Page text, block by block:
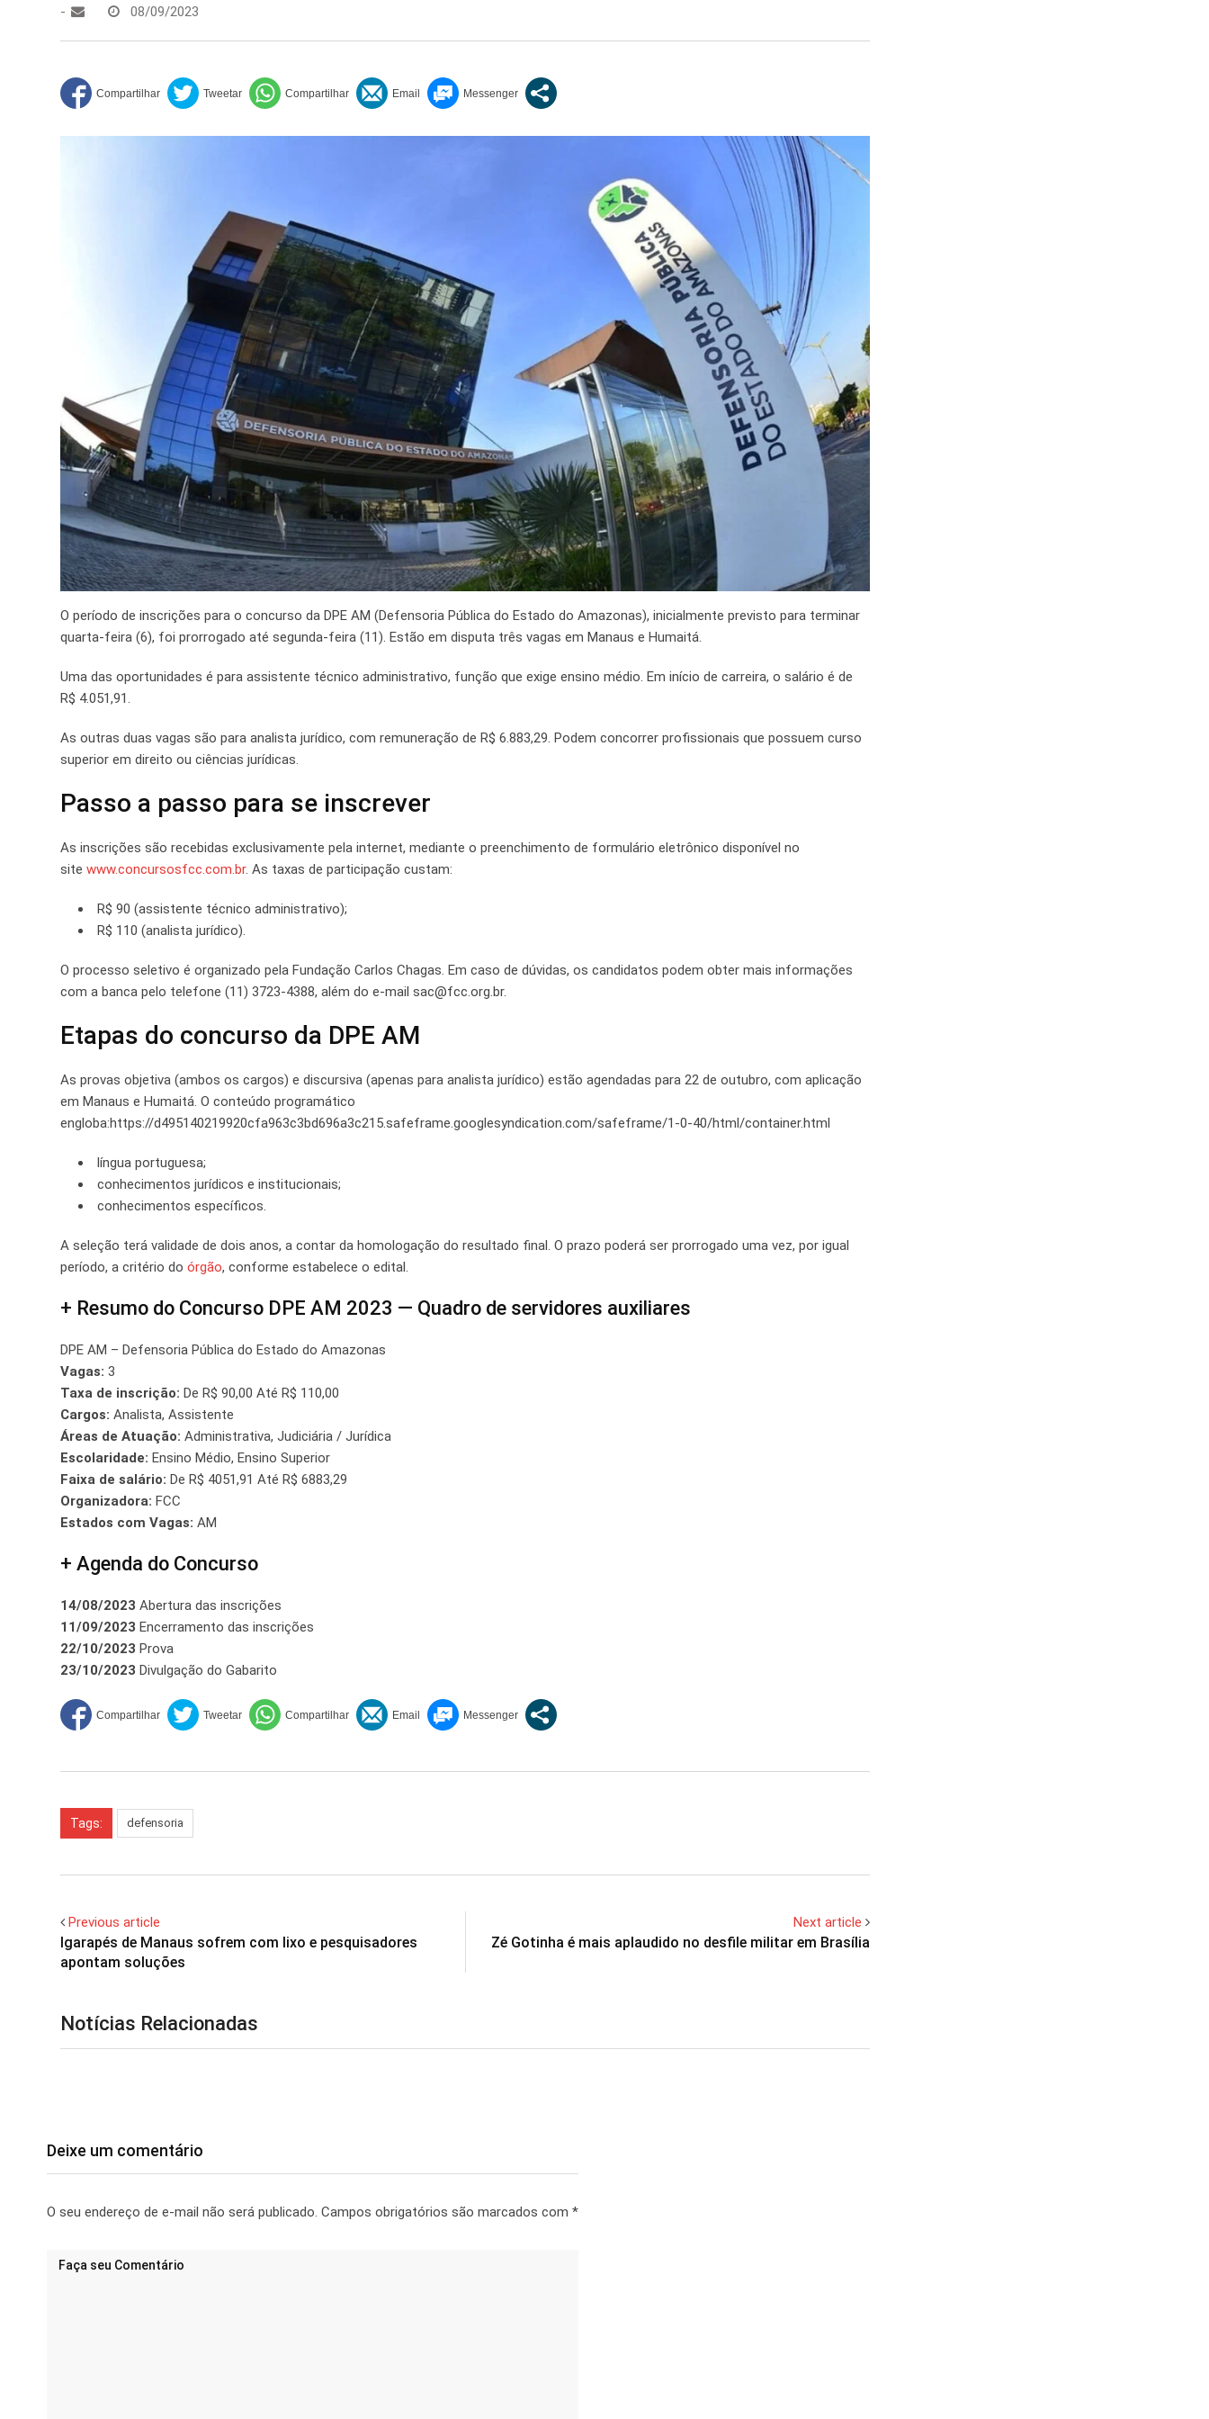
- 08/09/2023
O período de inscrições para o concurso da DPE AM (Defensoria Pública do Estado do Amazonas), inicialmente previsto para terminar
quarta-feira (6), foi prorrogado até segunda-feira (11). Estão em disputa três vagas em Manaus e Humaitá.
Uma das oportunidades é para assistente técnico administrativo, função que exige ensino médio. Em início de carreira, o salário é de
R$ 4.051,91.
As outras duas vagas são para analista jurídico, com remuneração de R$ 6.883,29. Podem concorrer profissionais que possuem curso
superior em direito ou ciências jurídicas.
Passo a passo para se inscrever
As inscrições são recebidas exclusivamente pela internet, mediante o preenchimento de formulário eletrônico disponível no
site www.concursosfcc.com.br. As taxas de participação custam:
R$ 90 (assistente técnico administrativo);
R$ 110 (analista jurídico).
O processo seletivo é organizado pela Fundação Carlos Chagas. Em caso de dúvidas, os candidatos podem obter mais informações
com a banca pelo telefone (11) 3723-4388, além do e-mail sac@fcc.org.br.
Etapas do concurso da DPE AM
As provas objetiva (ambos os cargos) e discursiva (apenas para analista jurídico) estão agendadas para 22 de outubro, com aplicação
em Manaus e Humaitá. O conteúdo programático
engloba:https://d495140219920cfa963c3bd696a3c215.safeframe.googlesyndication.com/safeframe/1-0-40/html/container.html
língua portuguesa;
conhecimentos jurídicos e institucionais;
conhecimentos específicos.
A seleção terá validade de dois anos, a contar da homologação do resultado final. O prazo poderá ser prorrogado uma vez, por igual
período, a critério do órgão, conforme estabelece o edital.
+ Resumo do Concurso DPE AM 2023 — Quadro de servidores auxiliares
DPE AM – Defensoria Pública do Estado do Amazonas
Vagas: 3
Taxa de inscrição: De R$ 90,00 Até R$ 110,00
Cargos: Analista, Assistente
Áreas de Atuação: Administrativa, Judiciária / Jurídica
Escolaridade: Ensino Médio, Ensino Superior
Faixa de salário: De R$ 4051,91 Até R$ 6883,29
Organizadora: FCC
Estados com Vagas: AM
+ Agenda do Concurso
14/08/2023 Abertura das inscrições
11/09/2023 Encerramento das inscrições
22/10/2023 Prova
23/10/2023 Divulgação do Gabarito
Tags: defensoria
Previous article
Igarapés de Manaus sofrem com lixo e pesquisadores
apontam soluções
Next article
Zé Gotinha é mais aplaudido no desfile militar em Brasília
Notícias Relacionadas
Deixe um comentário
O seu endereço de e-mail não será publicado. Campos obrigatórios são marcados com *